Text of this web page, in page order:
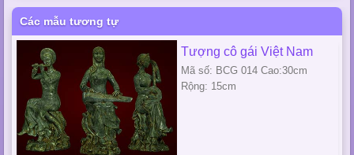
Các mẫu tương tự
Tượng cô gái Việt Nam
Mã số: BCG 014 Cao:30cm
Rộng: 15cm